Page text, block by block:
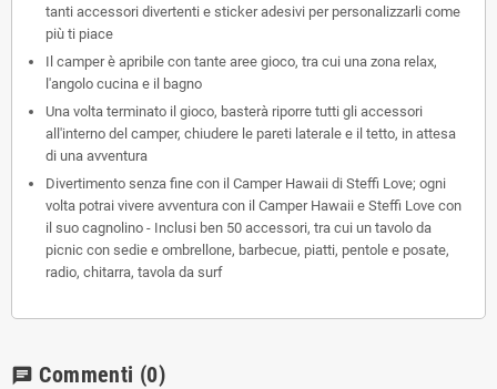
tanti accessori divertenti e sticker adesivi per personalizzarli come
più ti piace
Il camper è apribile con tante aree gioco, tra cui una zona relax,
l'angolo cucina e il bagno
Una volta terminato il gioco, basterà riporre tutti gli accessori
all'interno del camper, chiudere le pareti laterale e il tetto, in attesa
di una avventura
Divertimento senza fine con il Camper Hawaii di Steffi Love; ogni
volta potrai vivere avventura con il Camper Hawaii e Steffi Love con
il suo cagnolino - Inclusi ben 50 accessori, tra cui un tavolo da
picnic con sedie e ombrellone, barbecue, piatti, pentole e posate,
radio, chitarra, tavola da surf
chat Commenti (0)